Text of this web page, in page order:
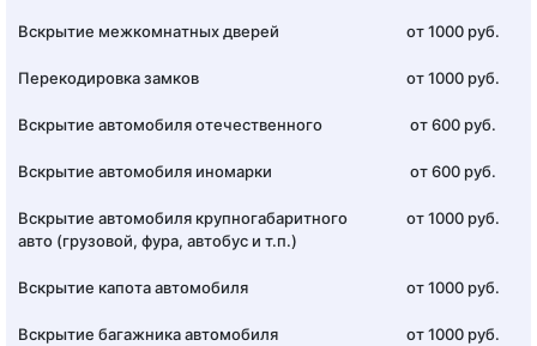
Вскрытие межкомнатных дверей от 1000 руб.
Перекодировка замков от 1000 руб.
Вскрытие автомобиля отечественного от 600 руб.
Вскрытие автомобиля иномарки от 600 руб.
Вскрытие автомобиля крупногабаритного
авто (грузовой, фура, автобус и т.п.)
от 1000 руб.
Вскрытие капота автомобиля от 1000 руб.
Вскрытие багажника автомобиля от 1000 руб.